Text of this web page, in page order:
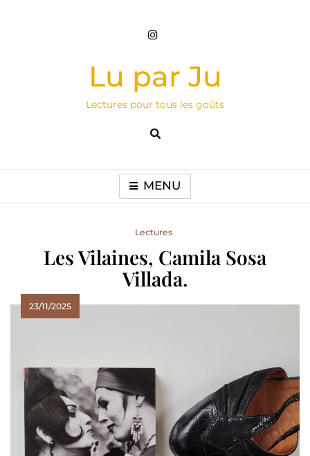
Lu par Ju
Lectures pour tous les goûts
MENU
Lectures
Les Vilaines, Camila Sosa
Villada.
23/11/2025